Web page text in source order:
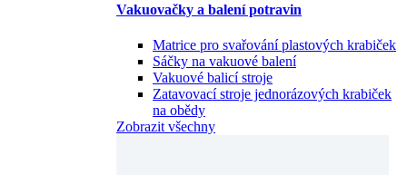
Vakuovačky a balení potravin
Matrice pro svařování plastových krabiček
Sáčky na vakuové balení
Vakuové balicí stroje
Zatavovací stroje jednorázových krabiček
na obědy
Zobrazit všechny